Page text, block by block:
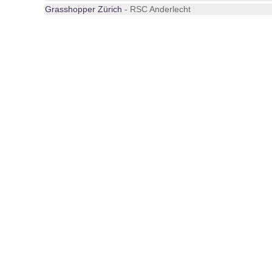
Grasshopper Zürich - RSC Anderlecht